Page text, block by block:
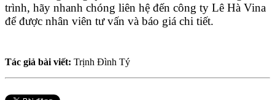
trình, hãy nhanh chóng liên hệ đến công ty Lê Hà Vina
để được nhân viên tư vấn và báo giá chi tiết.
Tác giả bài viết: Trịnh Đình Tý